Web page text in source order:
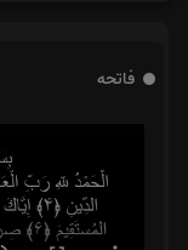
فاتحه